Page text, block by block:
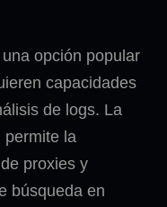
opción popular
capacidades
de logs. La
permite la
proxies y
búsqueda en